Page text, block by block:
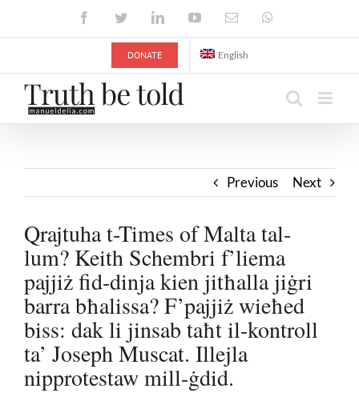
FacebookTwitterLinkedInYouTubeEmail
DONATE English
Previous Next
Qrajtuha t-Times of Malta tal-
lum? Keith Schembri f’liema
pajjiż fid-dinja kien jitħalla jiġri
barra bħalissa? F’pajjiż wieħed
biss: dak li jinsab taħt il-kontroll
ta’ Joseph Muscat. Illejla
nipprotestaw mill-ġdid.